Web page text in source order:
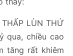
LÙN THỨ
qua, chiều cao
tăng rất khiêm